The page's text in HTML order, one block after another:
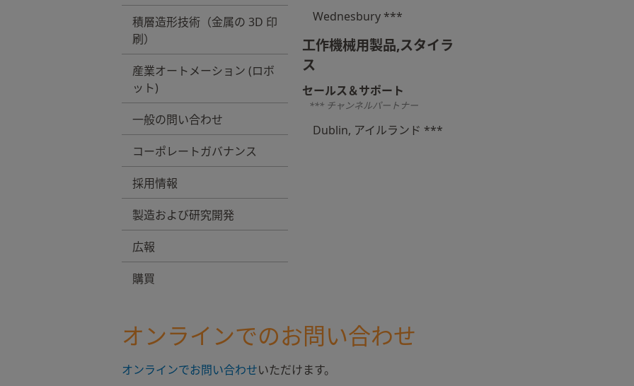
積層造形技術（金属の 3D 印
刷）
産業オートメーション (ロボ
ット)
一般の問い合わせ
コーポレートガバナンス
採用情報
製造および研究開発
広報
購買
Wednesbury ***
工作機械用製品,スタイラ
ス
セールス＆サポート
*** チャンネルパートナー
Dublin, アイルランド ***
オンラインでのお問い合わせ
オンラインでお問い合わせいただけます。